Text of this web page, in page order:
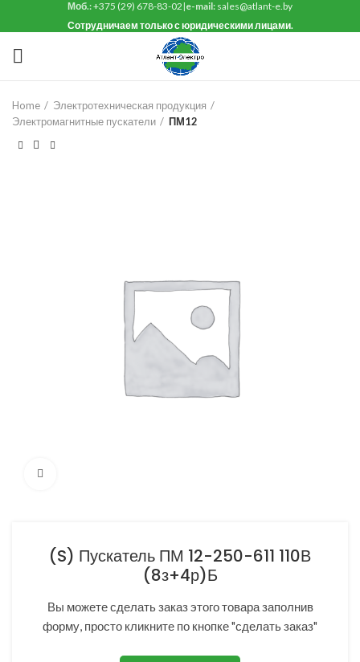
Моб.:+375 (29) 678-83-02 |e-mail: sales@atlant-e.by
Сотрудничаем только с юридическими лицами.
Home
Электротехническая продукция
Электромагнитные пускатели
ПМ12
(S) Пускатель ПМ 12-250-611 110В
(8з+4р)Б
Вы можете сделать заказ этого товара заполнив
форму, просто кликните по кнопке "сделать заказ"